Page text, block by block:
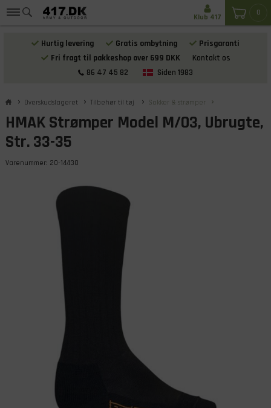
Hurtig levering Gratis ombytning
Prisgaranti
Fri fragt til pakkeshop over 699 DKK
Kontakt os
86 47 45 82
Siden 1983
0
Klub 417
Overskudslageret Tilbehør til tøj Sokker & strømper
HMAK Strømper Model M/03, Ubrugte,
Str. 33-35
Varenummer: 20-14430